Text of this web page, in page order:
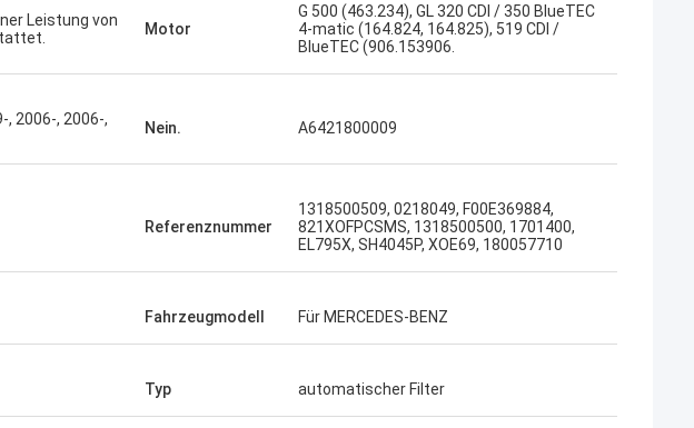
Leistung von
Motor
G 500 (463.234), GL 320 CDI / 350 BlueTEC
4-matic (164.824, 164.825), 519 CDI /
BlueTEC (906.153906.
, 2006-, 2006-,
Nein. A6421800009
Referenznummer
1318500509, 0218049, F00E369884,
821XOFPCSMS, 1318500500, 1701400,
EL795X, SH4045P, XOE69, 180057710
Fahrzeugmodell Für MERCEDES-BENZ
Typ automatischer Filter